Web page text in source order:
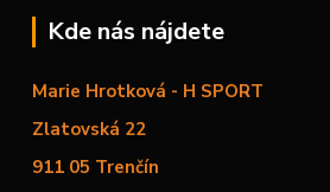
Kde nás nájdete
Marie Hrotková - H SPORT
Zlatovská 22
911 05 Trenčín